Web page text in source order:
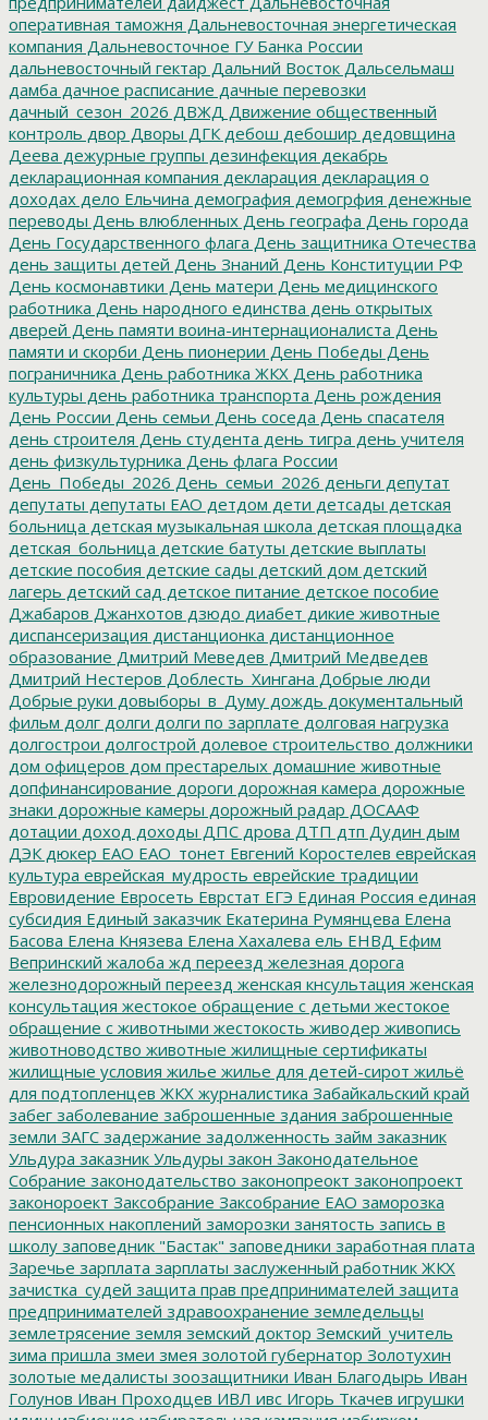
оперативная таможня Дальневосточная энергетическая
компания Дальневосточное ГУ Банка России
дальневосточный гектар Дальний Восток Дальсельмаш
дамба дачное расписание дачные перевозки
дачный_сезон_2026 ДВЖД Движение общественный
контроль двор Дворы ДГК дебош дебошир дедовщина
Деева дежурные группы дезинфекция декабрь
декларационная компания декларация декларация о
доходах дело Ельчина демография демогрфия денежные
переводы День влюбленных День географа День города
День Государственного флага День защитника Отечества
день защиты детей День Знаний День Конституции РФ
День космонавтики День матери День медицинского
работника День народного единства день открытых
дверей День памяти воина-интернационалиста День
памяти и скорби День пионерии День Победы День
пограничника День работника ЖКХ День работника
культуры день работника транспорта День рождения
День России День семьи День соседа День спасателя
день строителя День студента день тигра день учителя
день физкультурника День флага России
День_Победы_2026 День_семьи_2026 деньги депутат
депутаты депутаты ЕАО детдом дети детсады детская
больница детская музыкальная школа детская площадка
детская_больница детские батуты детские выплаты
детские пособия детские сады детский дом детский
лагерь детский сад детское питание детское пособие
Джабаров Джанхотов дзюдо диабет дикие животные
диспансеризация дистанционка дистанционное
образование Дмитрий Меведев Дмитрий Медведев
Дмитрий Нестеров Доблесть_Хингана Добрые люди
Добрые руки довыборы_в_Думу дождь документальный
фильм долг долги долги по зарплате долговая нагрузка
долгострои долгострой долевое строительство должники
дом офицеров дом престарелых домашние животные
допфинансирование дороги дорожная камера дорожные
знаки дорожные камеры дорожный радар ДОСААФ
дотации доход доходы ДПС дрова ДТП дтп Дудин дым
ДЭК дюкер ЕАО ЕАО_тонет Евгений Коростелев еврейская
культура еврейская_мудрость еврейские традиции
Евровидение Евросеть Еврстат ЕГЭ Единая Россия единая
субсидия Единый заказчик Екатерина Румянцева Елена
Басова Елена Князева Елена Хахалева ель ЕНВД Ефим
Вепринский жалоба жд переезд железная дорога
железнодорожный переезд женская кнсультация женская
консультация жестокое обращение с детьми жестокое
обращение с животными жестокость живодер живопись
животноводство животные жилищные сертификаты
жилищные условия жилье жилье для детей-сирот жильё
для подтопленцев ЖКХ журналистика Забайкальский край
забег заболевание заброшенные здания заброшенные
земли ЗАГС задержание задолженность займ заказник
Ульдура заказник Ульдуры закон Законодательное
Собрание законодательство законопреокт законопроект
законороект Заксобрание Заксобрание ЕАО заморозка
пенсионных накоплений заморозки занятость запись в
школу заповедник "Бастак" заповедники заработная плата
Заречье зарплата зарплаты заслуженный работник ЖКХ
зачистка_судей защита прав предпринимателей защита
предпринимателей здравоохранение земледельцы
землетрясение земля земский доктор Земский_учитель
зима пришла змеи змея золотой губернатор Золотухин
золотые медалисты зоозащитники Иван Благодырь Иван
Голунов Иван Проходцев ИВЛ ивс Игорь Ткачев игрушки